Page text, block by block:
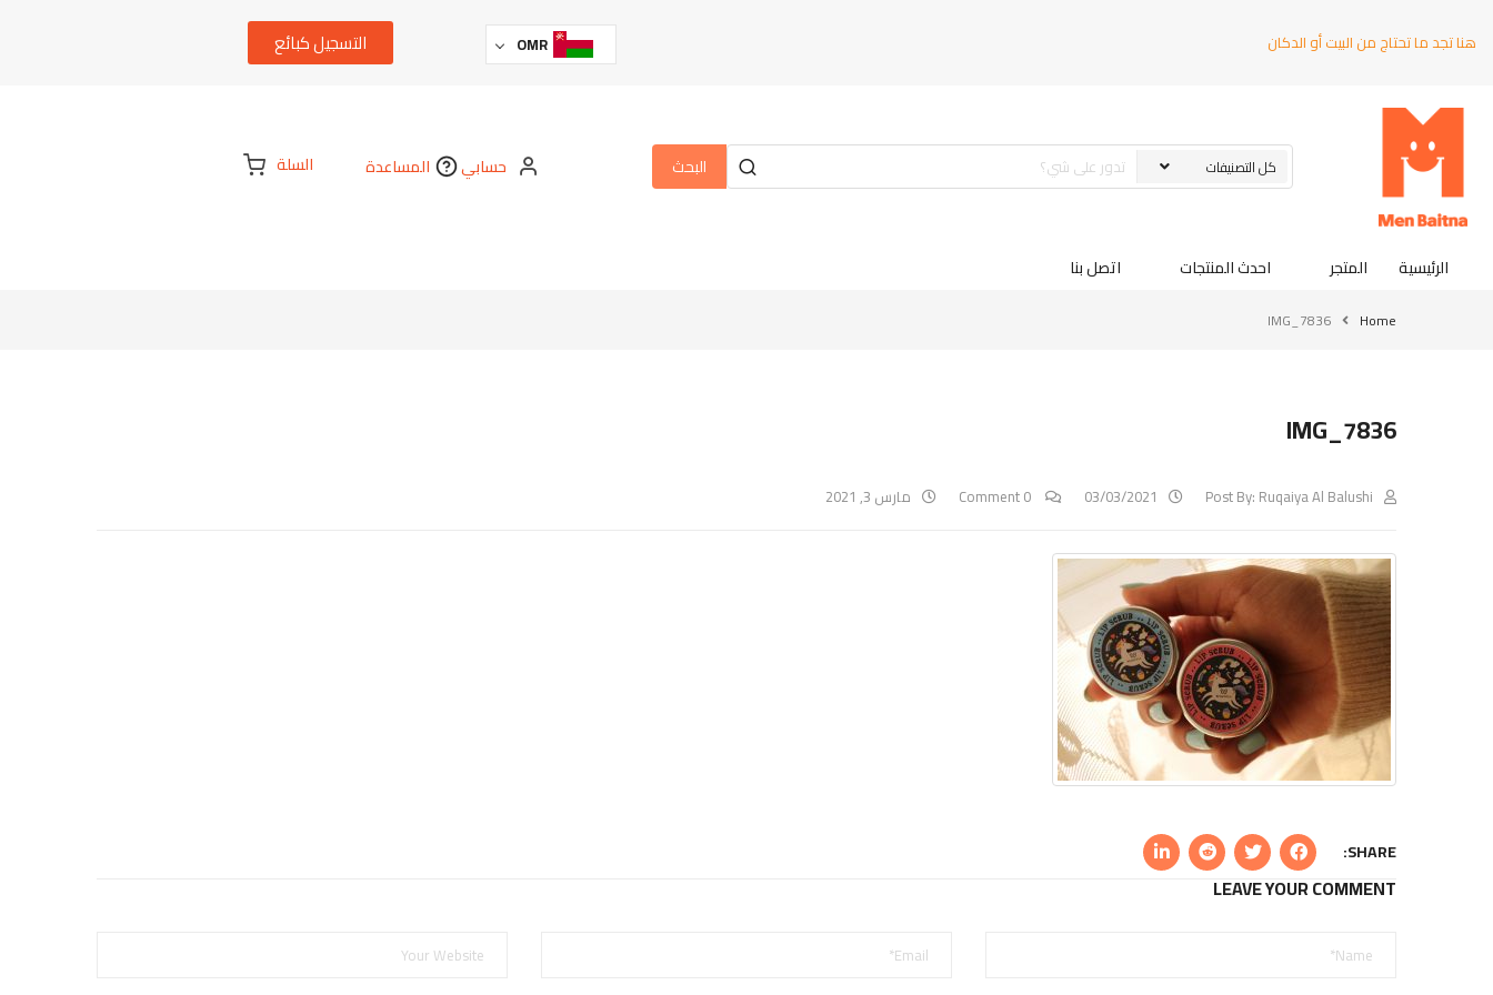
هنا تجد ما تحتاج من البيت أو الدكان OMR التسجيل كبائع
البحث حسابي المساعدة السلة
الرئيسية المتجر احدث المنتجات اتصل بنا
Home
IMG_7836
IMG_7836
Post By: Ruqaiya Al Balushi
03/03/2021 مارس 3, 2021
SHARE:
LEAVE YOUR COMMENT